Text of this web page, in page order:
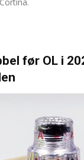
før OL i